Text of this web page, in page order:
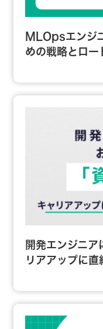
MLOpsエンジ
めの戦略とロー
開発エンジニア
リアアップに